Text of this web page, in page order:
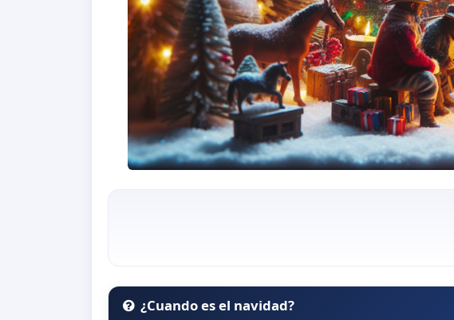
¿Cuando es el navidad?